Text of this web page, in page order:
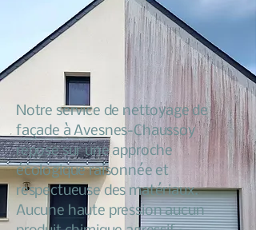
Notre service de nettoyage de
façade à Avesnes-Chaussoy
repose sur une approche
écologique raisonnée et
respectueuse des matériaux.
Aucune haute pression aucun